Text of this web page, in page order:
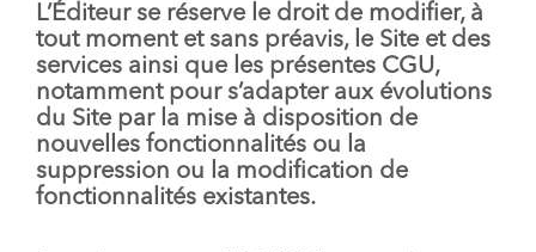
L’Éditeur se réserve le droit de modifier, à
tout moment et sans préavis, le Site et des
services ainsi que les présentes CGU,
notamment pour s’adapter aux évolutions
du Site par la mise à disposition de
nouvelles fonctionnalités ou la
suppression ou la modification de
fonctionnalités existantes.